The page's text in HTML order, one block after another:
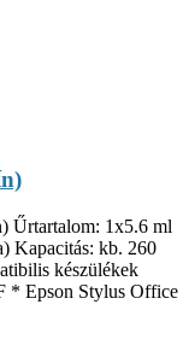
Űrtartalom: 1x5.6 ml
Kapacitás: kb. 260
készülékek
* Epson Stylus Office